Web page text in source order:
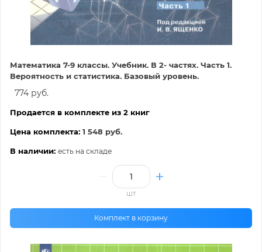
Математика 7-9 классы. Учебник. В 2- частях. Часть 1.
Вероятность и статистика. Базовый уровень.
774 руб.
Продается в комплекте из 2 книг
Цена комплекта: 1 548 руб.
В наличии: есть на складе
шт
Комплект в корзину